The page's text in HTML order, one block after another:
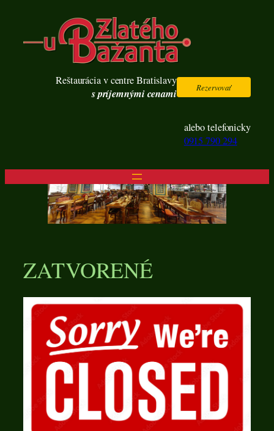
obsah
Reštaurácia v centre Bratislavy
s príjemnými cenami Rezervovať
alebo telefonicky
0915 790 294
ZATVORENÉ